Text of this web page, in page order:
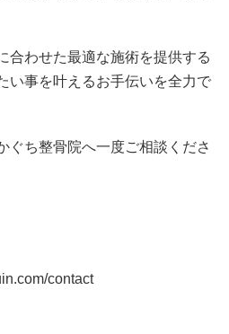
合わせた最適な施術を提供する
い事を叶えるお手伝いを全力で
ぐち整骨院へ一度ご相談くださ
contact